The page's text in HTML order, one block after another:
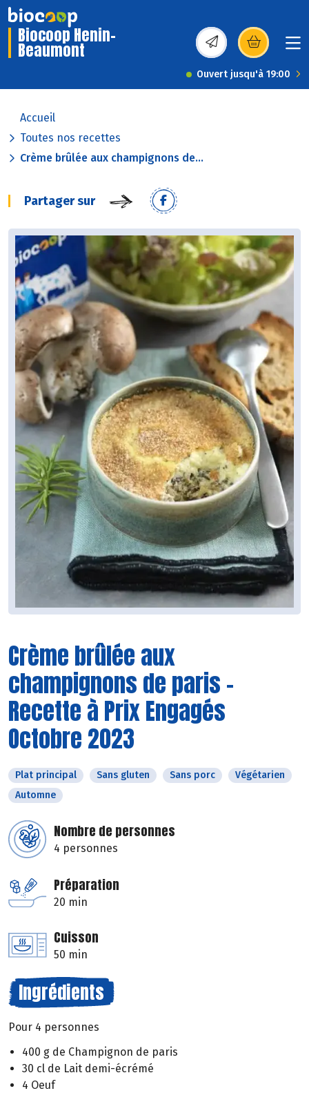
Biocoop Henin-
Beaumont (s’ouvre dans une
Ouvert jusqu'à 19:00
Accueil
Toutes nos recettes
Crème brûlée aux champignons de...
Partager sur
Crème brûlée aux
champignons de paris -
Recette à Prix Engagés
Octobre 2023
Plat principal Sans gluten Sans porc
Végétarien
Automne
Nombre de personnes
4 personnes
Préparation
20 min
Cuisson
50 min
Ingrédients
Pour 4 personnes
400 g de Champignon de paris
30 cl de Lait demi-écrémé
4 Oeuf